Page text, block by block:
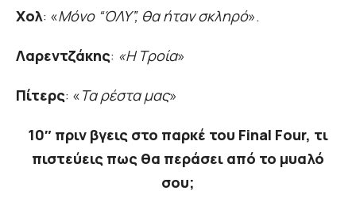
Χολ: «Μόνο “ΌΛΥ”, θα ήταν σκληρό».
Λαρεντζάκης: «Η Τροία»
Πίτερς: «Τα ρέστα μας»
10″ πριν βγεις στο παρκέ του Final Four, τι
πιστεύεις πως θα περάσει από το μυαλό
σου;